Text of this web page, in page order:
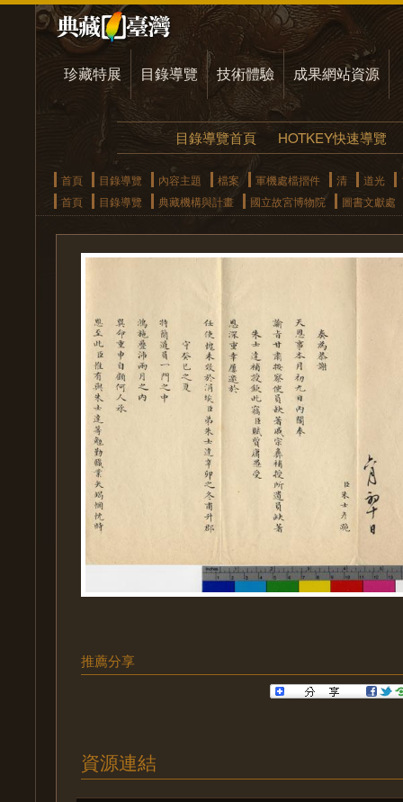
珍藏特展 目錄導覽 技術體驗 成果網站資源
目錄導覽首頁 HOTKEY快速導覽
首頁 目錄導覽 內容主題 檔案 軍機處檔摺件 清 道光
首頁
目錄導覽 典藏機構與計畫 國立故宮博物院 圖書文獻處
推薦分享
資源連結